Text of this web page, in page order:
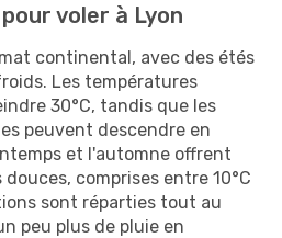
voler à Lyon
continental, avec des étés
Les températures
30°C, tandis que les
peuvent descendre en
et l'automne offrent
comprises entre 10°C
sont réparties tout au
peu plus de pluie en